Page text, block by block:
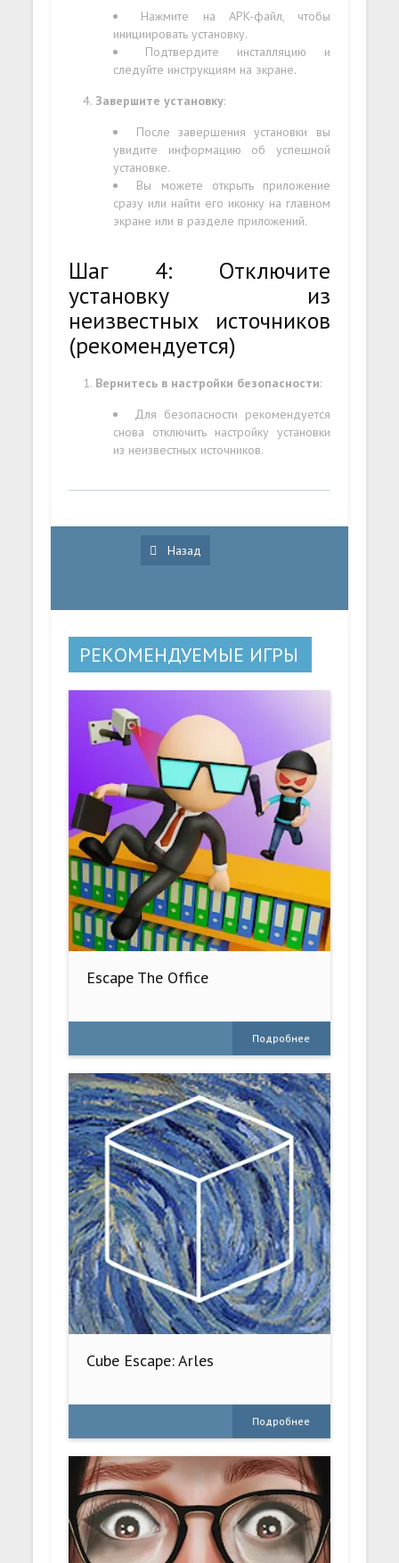
Нажмите на APK-файл, чтобы
инициировать установку.
Подтвердите инсталляцию и
следуйте инструкциям на экране.
Завершите установку:
После завершения установки вы
увидите информацию об успешной
установке.
Вы можете открыть приложение
сразу или найти его иконку на главном
экране или в разделе приложений.
Шаг 4: Отключите
установку из
неизвестных источников
(рекомендуется)
Вернитесь в настройки безопасности:
Для безопасности рекомендуется
снова отключить настройку установки
из неизвестных источников.
Назад
РЕКОМЕНДУЕМЫЕ ИГРЫ
Escape The Office
Подробнее
Cube Escape: Arles
Подробнее